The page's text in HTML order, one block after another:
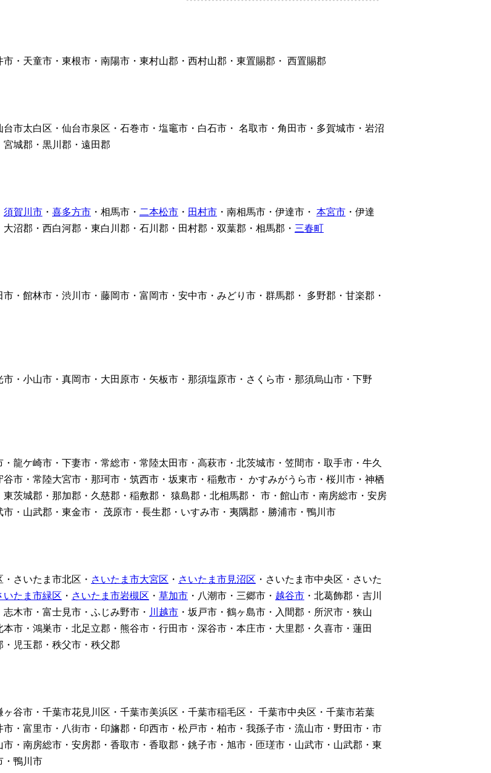
・天童市・東根市・南陽市・東村山郡・西村山郡・東置賜郡・ 西置賜郡
市太白区・仙台市泉区・石巻市・塩竈市・白石市・ 名取市・角田市・多賀城市・岩沼
城郡・黒川郡・遠田郡
須賀川市 ・ 喜多方市 ・相馬市・ 二本松市 ・ 田村市 ・南相馬市・伊達市・ 本宮市 ・伊達
大沼郡・西白河郡・東白川郡・石川郡・田村郡・双葉郡・相馬郡・ 三春町
市・館林市・渋川市・藤岡市・富岡市・安中市・みどり市・群馬郡・ 多野郡・甘楽郡・
・小山市・真岡市・大田原市・矢板市・那須塩原市・さくら市・那須烏山市・下野
龍ケ崎市・下妻市・常総市・常陸太田市・高萩市・北茨城市・笠間市・取手市・牛久
市・常陸大宮市・那珂市・筑西市・坂東市・稲敷市・ かすみがうら市・桜川市・神栖
茨城郡・那加郡・久慈郡・稲敷郡・ 猿島郡・北相馬郡・ 市・館山市・南房総市・安房
・山武郡・東金市・ 茂原市・長生郡・いすみ市・夷隅郡・勝浦市・鴨川市
さいたま市北区・ さいたま市大宮区 ・ さいたま市見沼区 ・さいたま市中央区・さいた
いたま市緑区 ・ さいたま市岩槻区 ・ 草加市 ・八潮市・三郷市・ 越谷市 ・北葛飾郡・吉川
木市・富士見市・ふじみ野市・ 川越市 ・坂戸市・鶴ヶ島市・入間郡・所沢市・狭山
本市・鴻巣市・北足立郡・熊谷市・行田市・深谷市・本庄市・大里郡・久喜市・蓮田
児玉郡・秩父市・秩父郡
谷市・千葉市花見川区・千葉市美浜区・千葉市稲毛区・ 千葉市中央区・千葉市若葉
・富里市・八街市・印旛郡・印西市・松戸市・柏市・我孫子市・流山市・野田市・市
・南房総市・安房郡・香取市・香取郡・銚子市・旭市・匝瑳市・山武市・山武郡・東
・鴨川市